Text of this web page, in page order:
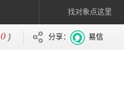
找对象点这里
0 ) 分享： 易信